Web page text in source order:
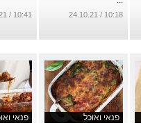
10:18 / 24.10.21
10:41 / 21.10.21
פנאי ואוכל פנאי